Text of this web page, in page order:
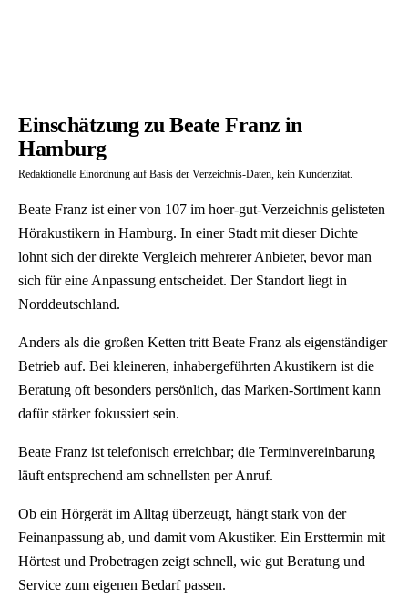
Einschätzung zu Beate Franz in
Hamburg
Redaktionelle Einordnung auf Basis der Verzeichnis-Daten, kein Kundenzitat.
Beate Franz ist einer von 107 im hoer-gut-Verzeichnis gelisteten
Hörakustikern in Hamburg. In einer Stadt mit dieser Dichte
lohnt sich der direkte Vergleich mehrerer Anbieter, bevor man
sich für eine Anpassung entscheidet. Der Standort liegt in
Norddeutschland.
Anders als die großen Ketten tritt Beate Franz als eigenständiger
Betrieb auf. Bei kleineren, inhabergeführten Akustikern ist die
Beratung oft besonders persönlich, das Marken-Sortiment kann
dafür stärker fokussiert sein.
Beate Franz ist telefonisch erreichbar; die Terminvereinbarung
läuft entsprechend am schnellsten per Anruf.
Ob ein Hörgerät im Alltag überzeugt, hängt stark von der
Feinanpassung ab, und damit vom Akustiker. Ein Ersttermin mit
Hörtest und Probetragen zeigt schnell, wie gut Beratung und
Service zum eigenen Bedarf passen.